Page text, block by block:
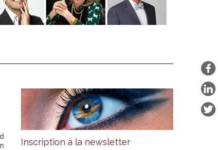
Inscription à la newsletter